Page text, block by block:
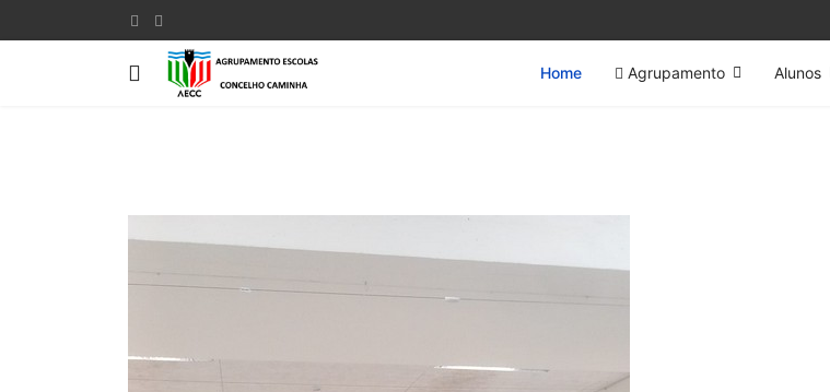
Home Agrupamento Alunos